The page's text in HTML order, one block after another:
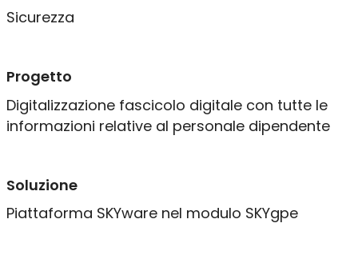
Infrastruttura
Progettazione IT
Manutenzione & Assistenza
Chi siamo
Contatti
Assistenza remota
Sicurezza
Progetto
Digitalizzazione fascicolo digitale con tutte le
informazioni relative al personale dipendente
Soluzione
Piattaforma SKYware nel modulo SKYgpe